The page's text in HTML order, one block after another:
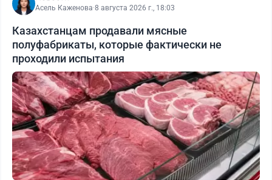
Асель Каженова·8 августа 2026 г., 18:03
Казахстанцам продавали мясные
полуфабрикаты, которые фактически не
проходили испытания